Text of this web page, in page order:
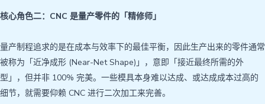
核心角色二：CNC 是量产零件的「精修师」
量产制程追求的是在成本与效率下的最佳平衡，因此生产出来的零件通常
被称为「近净成形 (Near-Net Shape)」，意即「接近最终所需的外
型」，但并非 100% 完美。一些模具本身难以达成、或达成成本过高的
细节，就需要仰赖 CNC 进行二次加工来完善。